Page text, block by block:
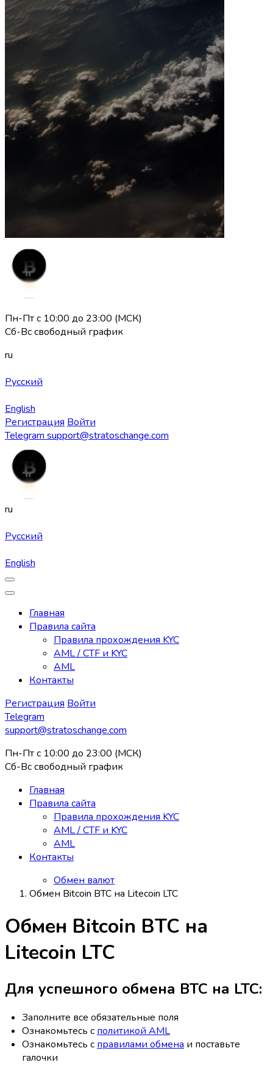
Пн-Пт с 10:00 до 23:00 (МСК)
Сб-Вс свободный график
ru
Русский
English
Регистрация Войти
Telegram support@stratoschange.com
ru
Русский
English
Главная
Правила сайта
Правила прохождения KYC
AML / CTF и KYC
AML
Контакты
Регистрация Войти
Telegram
support@stratoschange.com
Пн-Пт с 10:00 до 23:00 (МСК)
Сб-Вс свободный график
Главная
Правила сайта
Правила прохождения KYC
AML / CTF и KYC
AML
Контакты
Обмен валют
Обмен Bitcoin BTC на Litecoin LTC
Обмен Bitcoin BTC на
Litecoin LTC
Для успешного обмена BTC на LTC:
Заполните все обязательные поля
Ознакомьтесь с политикой AML
Ознакомьтесь с правилами обмена и поставьте
галочки